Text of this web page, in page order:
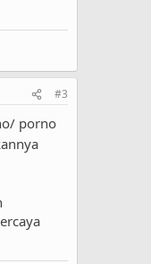
#3
porno